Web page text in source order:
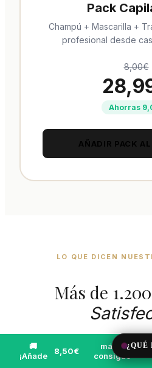
Pack
Champú + Mascarilla +
profesional desde
8,00€
Ahorras
AÑADIR PACK
LO QUE DICEN
Más de
Experiencias reales de
filtros
🚚
¡Añade
8,50€
más y
consigue
¿QUÉ